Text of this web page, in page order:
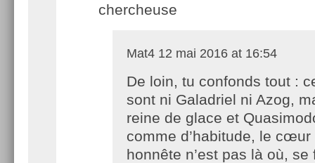
chercheuse
Mat4 12 mai 2016 at 16:54
De loin, tu confonds tout :
sont ni Galadriel ni Azog,
reine de glace et
comme d’habitude, le cœur
honnête n’est pas là où, se